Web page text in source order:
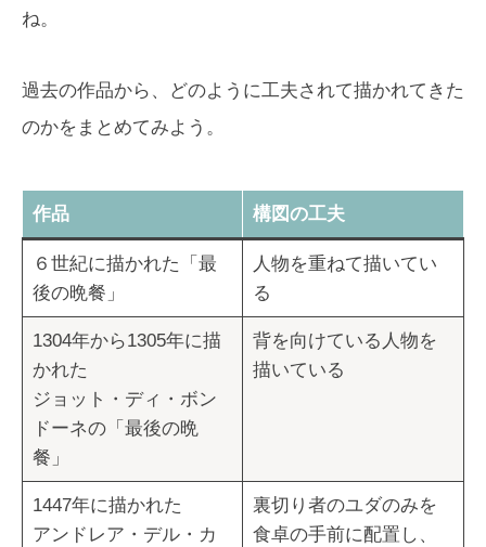
ね。
過去の作品から、どのように工夫されて描かれてきた
のかをまとめてみよう。
作品 構図の工夫
６世紀に描かれた「最
後の晩餐」
人物を重ねて描いてい
る
1304年から1305年に描
かれた
ジョット・ディ・ボン
ドーネの「最後の晩
餐」
背を向けている人物を
描いている
1447年に描かれた
アンドレア・デル・カ
裏切り者のユダのみを
食卓の手前に配置し、